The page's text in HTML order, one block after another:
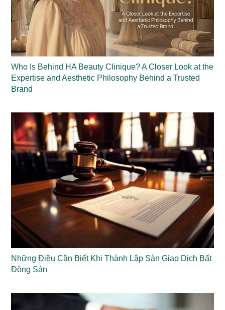
Who Is Behind HA Beauty Clinique? A Closer Look at the
Expertise and Aesthetic Philosophy Behind a Trusted
Brand
Những Điều Cần Biết Khi Thành Lập Sàn Giao Dịch Bất
Động Sản